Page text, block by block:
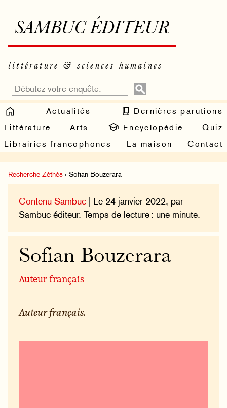
SAMBUC ÉDITEUR
littérature & sciences humaines
Actualités
Dernières parutions
Littérature
Arts Encyclopédie
Quiz
Librairies francophones
La maison Contact
Recherche Zéthès › Sofian Bouzerara
Contenu Sambuc | Le 24 janvier 2022, par
Sambuc éditeur. Temps de lecture : une minute.
Sofian Bouzerara
Auteur français
Auteur français.